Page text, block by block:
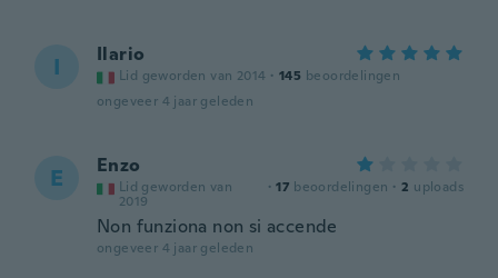
I Ilario
Lid geworden van 2014 · 145 beoordelingen
ongeveer 4 jaar geleden
E Enzo
Lid geworden van
2019
· 17 beoordelingen · 2 uploads
Non funziona non si accende
ongeveer 4 jaar geleden